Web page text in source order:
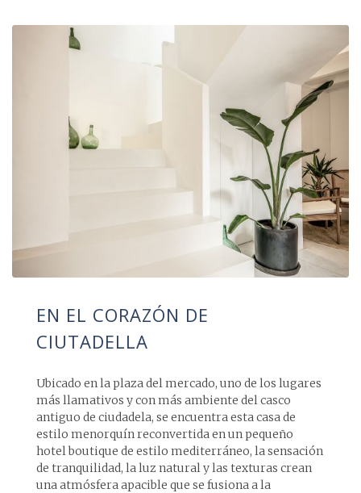
EN EL CORAZÓN DE
CIUTADELLA
Ubicado en la plaza del mercado, uno de los lugares
más llamativos y con más ambiente del casco
antiguo de ciudadela, se encuentra esta casa de
estilo menorquín reconvertida en un pequeño
hotel boutique de estilo mediterráneo, la sensación
de tranquilidad, la luz natural y las texturas crean
una atmósfera apacible que se fusiona a la